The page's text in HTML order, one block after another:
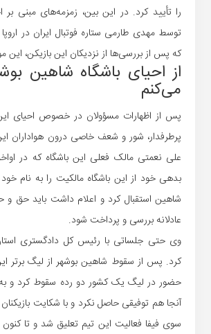
را تأیید کرد. در این بین، زمزمه‌های مبنی بر
توسط مهدی طارمی ستاره فوتبال ایران در
که پس از بررسی‌ها از نزدیکان این بازیکن،
از احیای باشگاه شاهین
می‌کنم
پس از اظهارات مسؤولان در خصوص احیای
پرطرفدار، شور و شعف خاصی درون هواداران
بدهی خود از این باشگاه مالکیت را به نام خود
شاهین استقبال کرد و اعلام داشت باید حق
عادلانه بررسی و پرداخت شود.
وی حتی جلساتی با رئیس کل دادگستری استان
کرد. پس از سقوط شاهین بوشهر از لیگ برتر
حضور در لیگ یک کشور دو رده سقوط کرد و
آنجا هم توفیقی حاصل نکرد و با شکایت
سوی فیفا فعالیت این تیم تعلیق شد و تا